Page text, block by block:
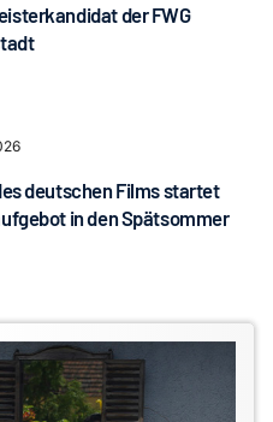
der FWG
deutschen Films startet
in den Spätsommer